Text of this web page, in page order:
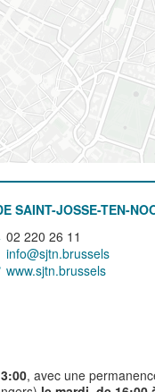
SAINT-JOSSE-TEN-
02 220 26 11
info@sjtn.brussels
www.sjtn.brussels
, avec une